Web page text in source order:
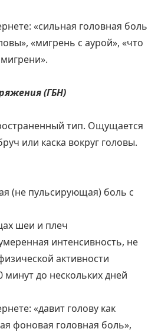
«сильная головная боль
«мигрень с аурой», «что
(ГБН)
тип. Ощущается
или каска вокруг головы.
(не пульсирующая) боль с
шеи и плеч
интенсивность, не
активности
минут до нескольких дней
«давит голову как
фоновая головная боль»,